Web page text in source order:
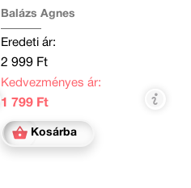
Balázs Ágnes
Eredeti ár:
2 999 Ft
Kedvezményes ár:
1 799 Ft
Kosárba